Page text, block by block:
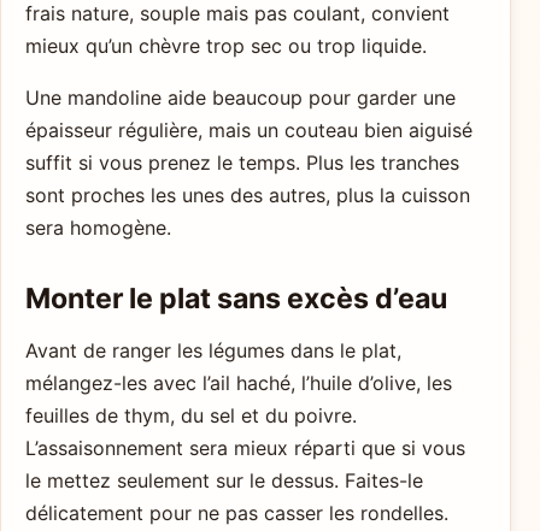
frais nature, souple mais pas coulant, convient
mieux qu’un chèvre trop sec ou trop liquide.
Une mandoline aide beaucoup pour garder une
épaisseur régulière, mais un couteau bien aiguisé
suffit si vous prenez le temps. Plus les tranches
sont proches les unes des autres, plus la cuisson
sera homogène.
Monter le plat sans excès d’eau
Avant de ranger les légumes dans le plat,
mélangez-les avec l’ail haché, l’huile d’olive, les
feuilles de thym, du sel et du poivre.
L’assaisonnement sera mieux réparti que si vous
le mettez seulement sur le dessus. Faites-le
délicatement pour ne pas casser les rondelles.